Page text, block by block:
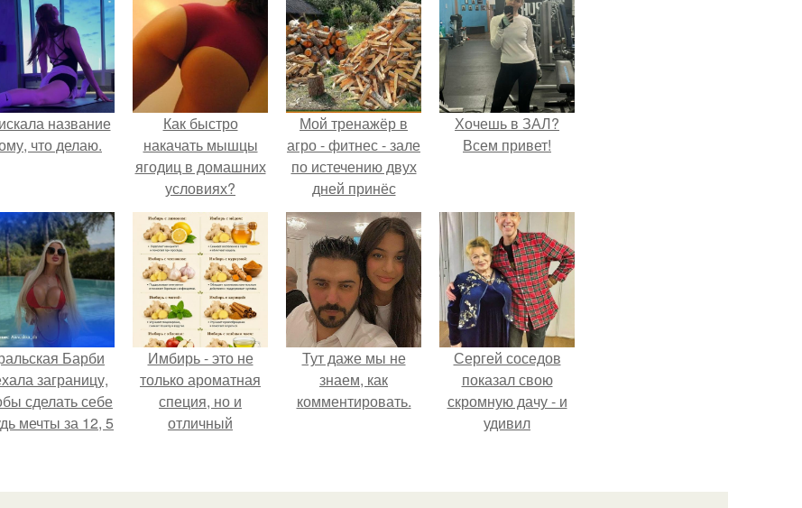
название
что делаю.
Как быстро
накачать мышцы
ягодиц в домашних
условиях?
Мой тренажёр в
агро - фитнес - зале
по истечению двух
дней принёс
ощутимый
результат.
Хочешь в ЗАЛ?
Всем привет!
Барби
заграницу,
сделать себе
мечты за 12, 5
Имбирь - это не
только ароматная
специя, но и
отличный
и блюд.
Тут даже мы не
знаем, как
комментировать.
Сергей соседов
показал свою
скромную дачу - и
удивил